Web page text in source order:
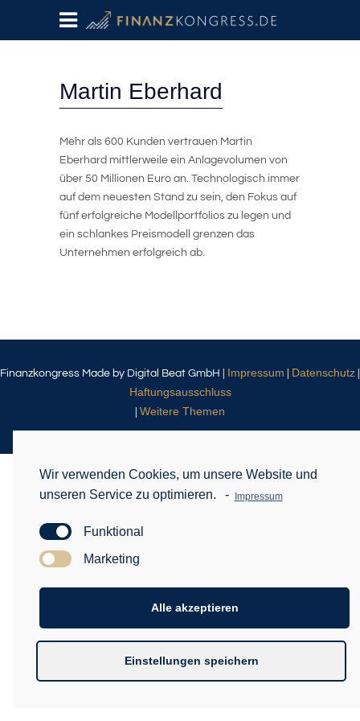
Martin Eberhard
Mehr als 600 Kunden vertrauen Martin
Eberhard mittlerweile ein Anlagevolumen von
über 50 Millionen Euro an. Technologisch immer
auf dem neuesten Stand zu sein, den Fokus auf
fünf erfolgreiche Modellportfolios zu legen und
ein schlankes Preismodell grenzen das
Unternehmen erfolgreich ab.
Finanzkongress Made by Digital Beat GmbH | Impressum Datenschutz
Haftungsausschluss
Weitere Themen
Wir verwenden Cookies, um unsere Website und
unseren Service zu optimieren.
- Impressum
Funktional
Marketing
Alle akzeptieren
Einstellungen speichern